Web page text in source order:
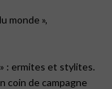
monde »,
: ermites et stylites.
coin de campagne